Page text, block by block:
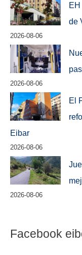
de
2026-08-06
2026-08-06
El
Eibar
2026-08-06
2026-08-06
Facebook